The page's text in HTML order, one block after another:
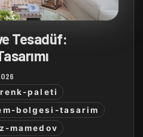
Tesadüf:
paleti
bolgesi-tasarim
mamedov